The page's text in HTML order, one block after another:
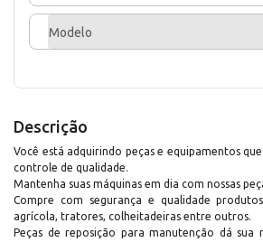
Modelo
Descrição
Você está adquirindo peças e equipamentos
controle de qualidade.
Mantenha suas máquinas em dia com nossas
Compre com segurança e qualidade
agrícola, tratores, colheitadeiras entre outros.
Peças de reposição para manutenção dá sua